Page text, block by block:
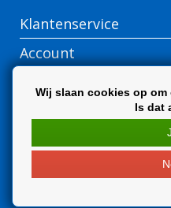
Klantenservice
Account
Wij slaan cookies op om
Is dat